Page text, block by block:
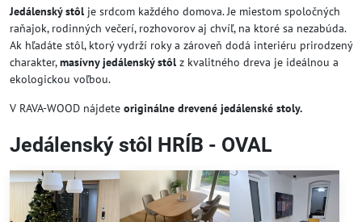
Jedálenský stôl je srdcom každého domova. Je miestom spoločných
raňajok, rodinných večerí, rozhovorov aj chvíľ, na ktoré sa nezabúda.
Ak hľadáte stôl, ktorý vydrží roky a zároveň dodá interiéru prirodzený
charakter,masívny jedálenský stôl z kvalitného dreva je ideálnou a
ekologickou voľbou.
V RAVA-WOOD nájdete originálne drevené jedálenské stoly.
Jedálenský stôl HRÍB - OVAL